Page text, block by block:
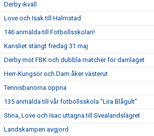
Derby ikväll
Love och Isak till Halmstad
146 anmälda till Fotbollsskolan!
Kansliet stängt fredag 31 maj
Derby mot FBK och dubbla matcher för damlaget
Herr-Kungsör och Dam åker västerut
Tennisbanorna öppna
135 anmälda till vår fotbollsskola "Lira Blågult"
Stina, Love och Isac uttagna till Svealandslägret
Landskampen avgjord